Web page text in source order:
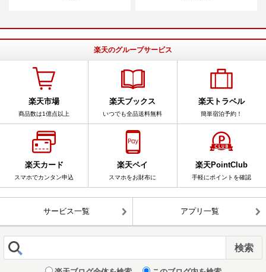
楽天のグループサービス
楽天市場
商品数は1億点以上
楽天ブックス
いつでも全品送料無料
楽天トラベル
簡単宿泊予約！
楽天カード
スマホでカンタン申込
楽天ペイ
スマホをお財布に
楽天PointClub
手軽にポイントを確認
サービス一覧 アプリ一覧